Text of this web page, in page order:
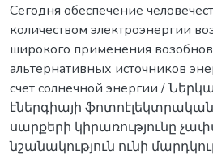
Сегодня обеспечение
количеством электроэнергии
широкого применения
альтернативных источников
счет солнечной энергии /
էներգիայի
սարքերի կիրառությունը
նշանակություն ունի